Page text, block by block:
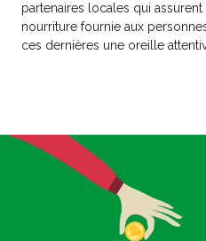
partenaires locales qui
nourriture fournie aux
ces dernières une oreille